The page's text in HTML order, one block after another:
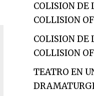
COLISION DE
COLLISION
COLISION DE
COLLISION
TEATRO EN